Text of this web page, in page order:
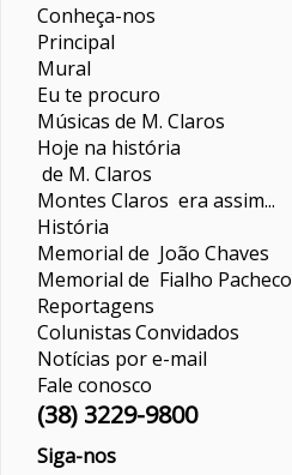
Conheça-nos
Principal
Mural
Eu te procuro
Músicas de M. Claros
Hoje na história
de M. Claros
Montes Claros era assim...
História
Memorial de João Chaves
Memorial de Fialho Pacheco
Reportagens
ColunistasConvidados
Notícias por e-mail
Fale conosco
(38) 3229-9800
Siga-nos